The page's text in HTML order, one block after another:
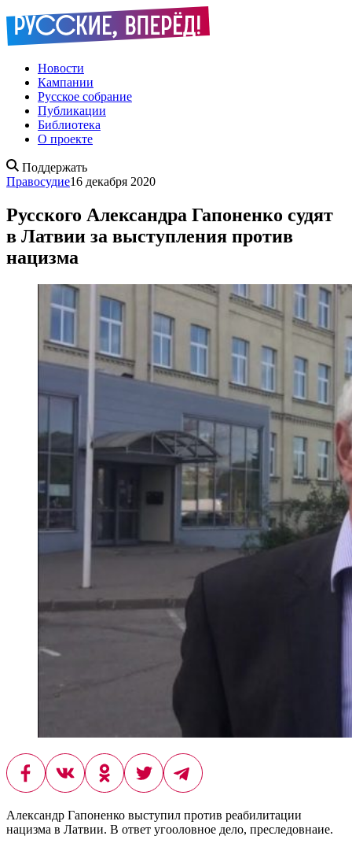
Новости
Кампании
Русское собрание
Публикации
Библиотека
О проекте
Поддержать
Правосудие16 декабря 2020
Русского Александра Гапоненко судят
в Латвии за выступления против
нацизма
Александр Гапоненко выступил против реабилитации
нацизма в Латвии. В ответ угооловное дело, преследовнаие.